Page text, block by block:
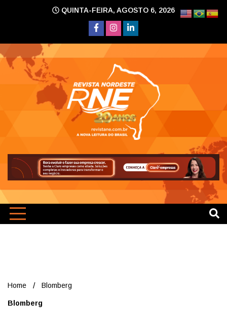
QUINTA-FEIRA, AGOSTO 6, 2026
Home Blomberg
Blomberg